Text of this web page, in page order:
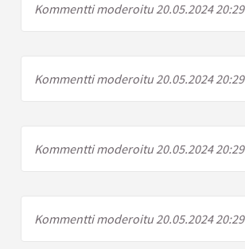
Kommentti moderoitu 20.05.2024 20:29
Kommentti moderoitu 20.05.2024 20:29
Kommentti moderoitu 20.05.2024 20:29
Kommentti moderoitu 20.05.2024 20:29